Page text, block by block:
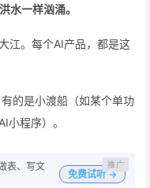
水一样汹涌。
江。每个AI产品，都是这
的是小渡船（如某个单功
小程序）。
表、写文
免费试听 →